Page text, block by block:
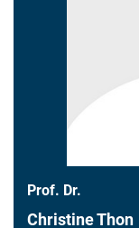
Prof. Dr.
Christine Thon